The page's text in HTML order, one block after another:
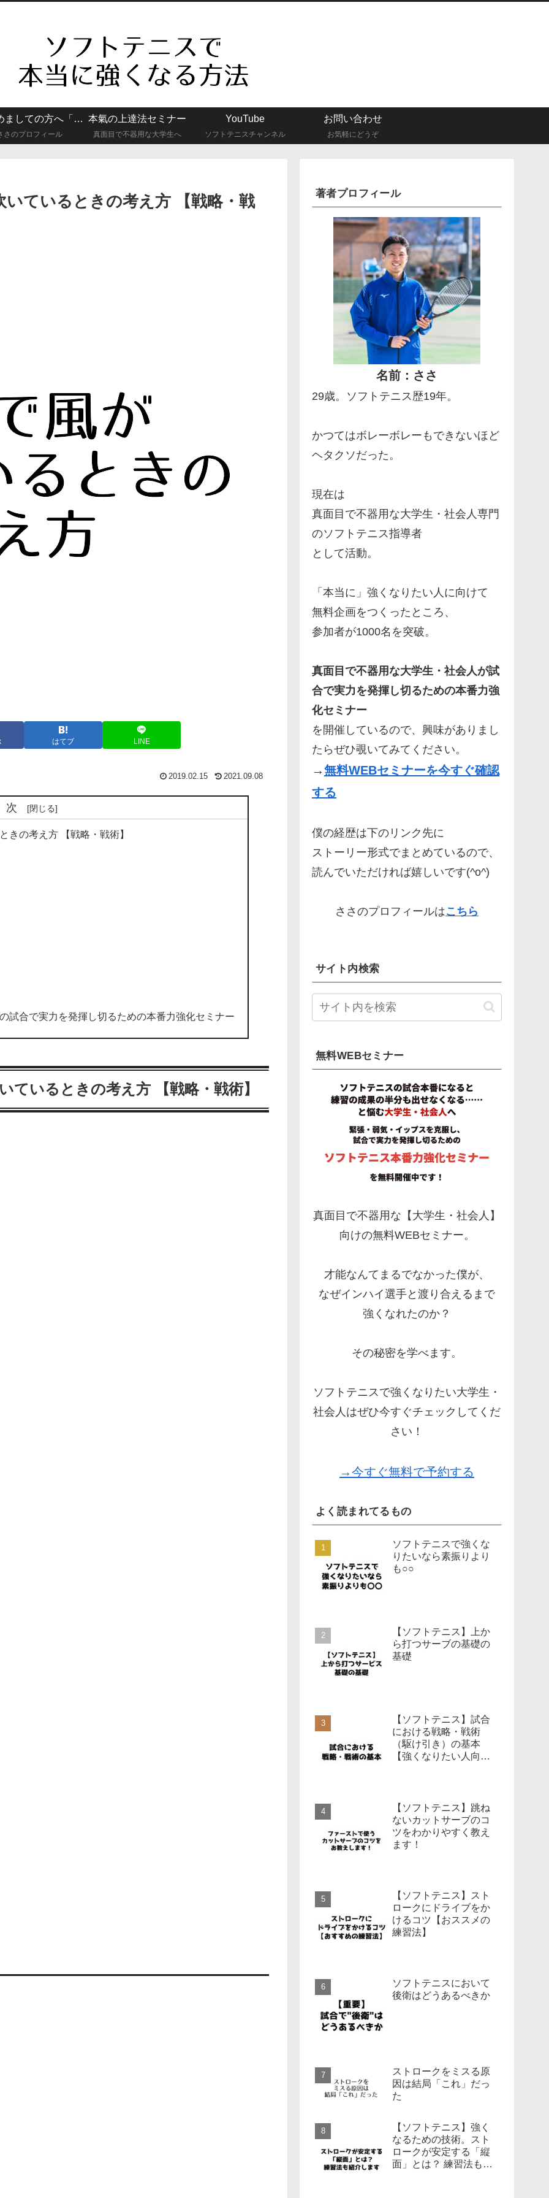
はじめましての方へ「真面目で不器用な大学生でもソフトテニスで強くなれた話」
さのプロフィール
本氣の上達法セミナー
真面目で不器用な大学生へ
YouTube
ソフトテニスチャンネル
お問い合わせ
お気軽にどうぞ
いているときの考え方 【戦略・戦
はてブ LINE
2019.02.15 2021.09.08
次
きの考え方 【戦略・戦術】
試合で実力を発揮し切るための本番力強化セミナー
ているときの考え方 【戦略・戦術】
著者プロフィール
名前：ささ
29歳。ソフトテニス歴19年。
かつてはボレーボレーもできないほど
ヘタクソだった。
現在は
真面目で不器用な大学生・社会人専門
のソフトテニス指導者
として活動。
「本当に」強くなりたい人に向けて
無料企画をつくったところ、
参加者が1000名を突破。
真面目で不器用な大学生・社会人が試
合で実力を発揮し切るための本番力強
化セミナー
を開催しているので、興味がありまし
たらぜひ覗いてみてください。
→無料WEBセミナーを今すぐ確認
する
僕の経歴は下のリンク先に
ストーリー形式でまとめているので、
読んでいただければ嬉しいです(^o^)
ささのプロフィールはこちら
サイト内検索
無料WEBセミナー
真面目で不器用な【大学生・社会人】
向けの無料WEBセミナー。
才能なんてまるでなかった僕が、
なぜインハイ選手と渡り合えるまで
強くなれたのか？
その秘密を学べます。
ソフトテニスで強くなりたい大学生・
社会人はぜひ今すぐチェックしてくだ
さい！
→今すぐ無料で予約する
よく読まれてるもの
ソフトテニスで強くな
りたいなら素振りより
も○○
【ソフトテニス】上か
ら打つサーブの基礎の
基礎
【ソフトテニス】試合
における戦略・戦術
（駆け引き）の基本
【強くなりたい人向
【ソフトテニス】跳ね
ないカットサーブのコ
ツをわかりやすく教え
ます！
【ソフトテニス】スト
ロークにドライブをか
けるコツ【おススメの
練習法】
ソフトテニスにおいて
後衛はどうあるべきか
ストロークをミスる原
因は結局「これ」だっ
た
【ソフトテニス】強く
なるための技術。スト
ロークが安定する「縦
面」とは？ 練習法も紹